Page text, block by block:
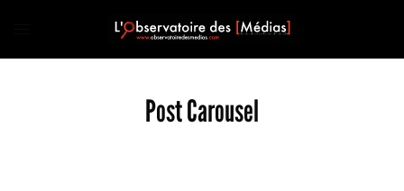
Post Carousel